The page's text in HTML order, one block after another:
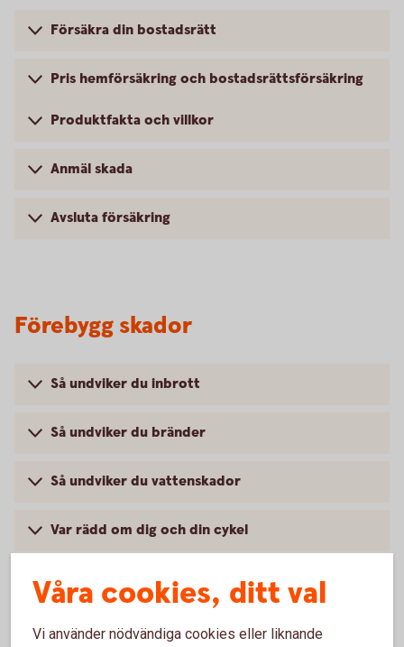
Försäkra din bostadsrätt
Pris hemförsäkring och bostadsrättsförsäkring
Produktfakta och villkor
Anmäl skada
Avsluta försäkring
Förebygg skador
Så undviker du inbrott
Så undviker du bränder
Så undviker du vattenskador
Var rädd om dig och din cykel
Vad täcker försäkringen?
Våra cookies, ditt val
Vi använder nödvändiga cookies eller liknande